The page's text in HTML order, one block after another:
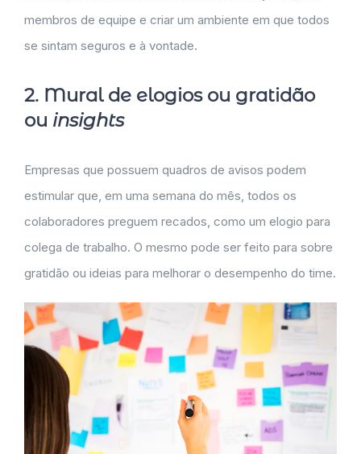
membros de equipe e criar um ambiente em que todos
se sintam seguros e à vontade.
2. Mural de elogios ou gratidão
ou insights
Empresas que possuem quadros de avisos podem
estimular que, em uma semana do mês, todos os
colaboradores preguem recados, como um elogio para
colega de trabalho. O mesmo pode ser feito para sobre
gratidão ou ideias para melhorar o desempenho do time.